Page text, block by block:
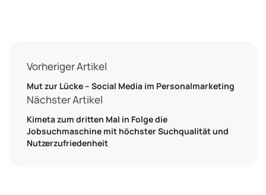
Vorheriger Artikel
Mut zur Lücke – Social Media im Personalmarketing
Nächster Artikel
Kimeta zum dritten Mal in Folge die
Jobsuchmaschine mit höchster Suchqualität und
Nutzerzufriedenheit